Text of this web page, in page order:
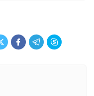
  